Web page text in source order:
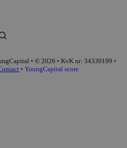
• © 2026 • KvK nr: 34330199 •
• YoungCapital score